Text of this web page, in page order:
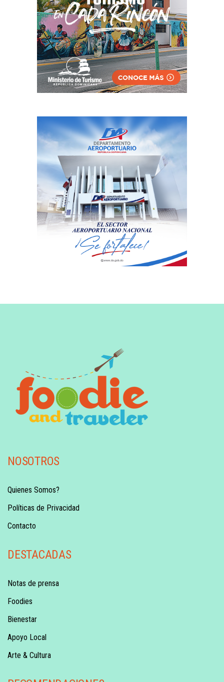
NOSOTROS
Quienes Somos?
Políticas de Privacidad
Contacto
DESTACADAS
Notas de prensa
Foodies
Bienestar
Apoyo Local
Arte & Cultura